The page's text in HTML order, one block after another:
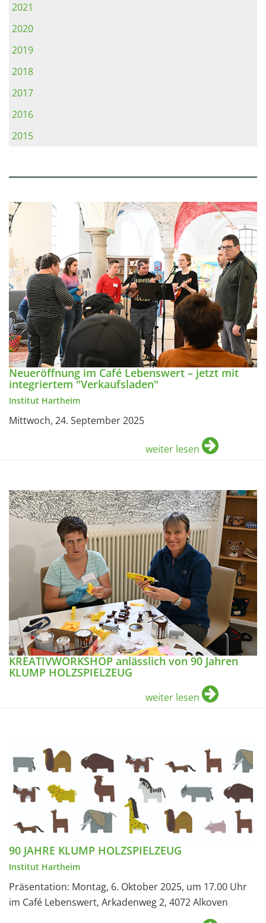
2021
2020
2019
2018
2017
2016
2015
Neueröffnung im Café Lebenswert – jetzt mit
integriertem "Verkaufsladen"
Institut Hartheim
Mittwoch, 24. September 2025
weiter lesen
KREATIVWORKSHOP anlässlich von 90 Jahren
KLUMP HOLZSPIELZEUG
weiter lesen
90 JAHRE KLUMP HOLZSPIELZEUG
Institut Hartheim
Präsentation: Montag, 6. Oktober 2025, um 17.00 Uhr
im Café Lebenswert, Arkadenweg 2, 4072 Alkoven